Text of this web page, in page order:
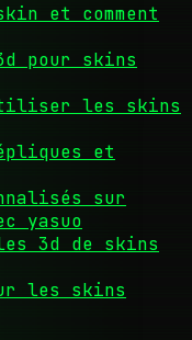
et comment
pour skins
les skins
et
sur
yasuo
3d de skins
les skins